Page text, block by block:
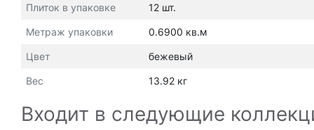
Плиток в упаковке 12 шт.
Метраж упаковки 0.6900 кв.м
Цвет бежевый
Вес 13.92 кг
Входит в следующие